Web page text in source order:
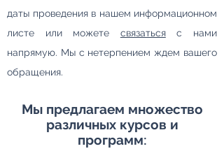
даты проведения в нашем информационном
листе или можете связатьсяс нами
напрямую. Мы с нетерпением ждем вашего
обращения.
Мы предлагаем множество
различных курсов и
программ: